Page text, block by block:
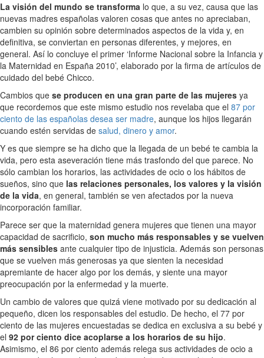
La visión del mundo se transforma lo que, a su vez, causa que las
nuevas madres españolas valoren cosas que antes no apreciaban,
cambien su opinión sobre determinados aspectos de la vida y, en
definitiva, se conviertan en personas diferentes, y mejores, en
general. Así lo concluye el primer ‘Informe Nacional sobre la Infancia y
la Maternidad en España 2010’, elaborado por la firma de artículos de
cuidado del bebé Chicco.
Cambios que se producen en una gran parte de las mujeres ya
que recordemos que este mismo estudio nos revelaba que el 87 por
ciento de las españolas desea ser madre, aunque los hijos llegarán
cuando estén servidas de salud, dinero y amor.
Y es que siempre se ha dicho que la llegada de un bebé te cambia la
vida, pero esta aseveración tiene más trasfondo del que parece. No
sólo cambian los horarios, las actividades de ocio o los hábitos de
sueños, sino que las relaciones personales, los valores y la visión
de la vida, en general, también se ven afectados por la nueva
incorporación familiar.
Parece ser que la maternidad genera mujeres que tienen una mayor
capacidad de sacrificio, son mucho más responsables y se vuelven
más sensibles ante cualquier tipo de injusticia. Además son personas
que se vuelven más generosas ya que sienten la necesidad
apremiante de hacer algo por los demás, y siente una mayor
preocupación por la enfermedad y la muerte.
Un cambio de valores que quizá viene motivado por su dedicación al
pequeño, dicen los responsables del estudio. De hecho, el 77 por
ciento de las mujeres encuestadas se dedica en exclusiva a su bebé y
el 92 por ciento dice acoplarse a los horarios de su hijo.
Asimismo, el 86 por ciento además relega sus actividades de ocio a